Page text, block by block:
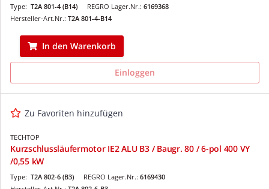
REGRO Lager.Nr.: 6169368
Type: T2A 801-4 (B14)
Hersteller-Art.Nr.: T2A 801-4-B14
In den Warenkorb
Einloggen
Zu Favoriten hinzufügen
TECHTOP
Kurzschlussläufermotor IE2 ALU B3 / Baugr. 80 / 6-pol 400 VY
/0,55 kW
REGRO Lager.Nr.: 6169430
Type: T2A 802-6 (B3)